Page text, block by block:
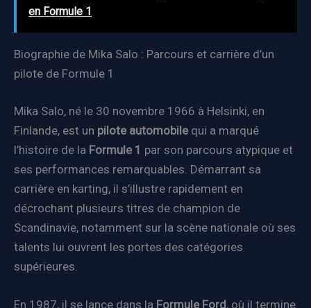
en Formule 1
Biographie de Mika Salo : Parcours et carrière d’un
pilote de Formule 1
Mika Salo, né le 30 novembre 1966 à Helsinki, en
Finlande, est un pilote automobilequi a marqué
l’histoire de la Formule 1 par son parcours atypique et
ses performances remarquables. Démarrant sa
carrière en karting, il s’illustre rapidement en
décrochant plusieurs titres de champion de
Scandinavie, notamment sur la scène nationale où ses
talents lui ouvrent les portes des catégories
supérieures.
En 1987, il se lance dans la Formule Ford, où il termine